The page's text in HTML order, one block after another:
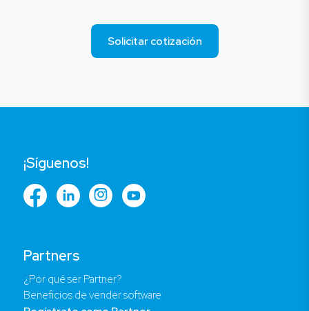
Solicitar cotización
Partners
¿Por qué ser Partner?
Beneficios de vender software
¡Síguenos!